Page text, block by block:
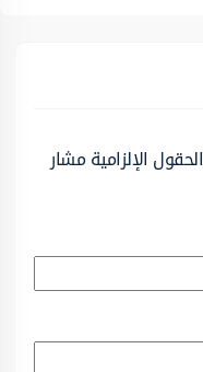
الحقول الإلزامية مشار